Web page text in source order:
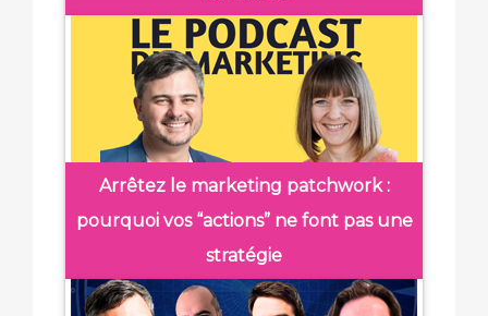
Arrêtez le marketing patchwork :
pourquoi vos “actions” ne font pas une
stratégie